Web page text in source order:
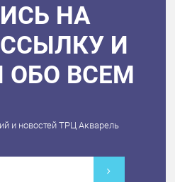
НА
И
ОБО ВСЕМ
и новостей ТРЦ Акварель